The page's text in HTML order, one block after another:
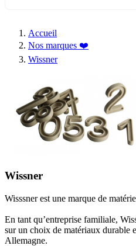
Accueil
Nos marques ❤️
Wissner
Wissner
Wisssner est une marque de
En tant qu’entreprise familiale,
sur un choix de matériaux durable
Allemagne.